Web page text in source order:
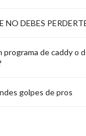
NO DEBES
programa de caddy o
golpes de pros